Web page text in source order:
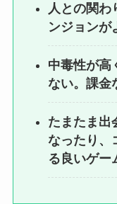
人との関わ
ンジョンが
中毒性が高
ない。課金
たまたま出
なったり、
る良いゲー